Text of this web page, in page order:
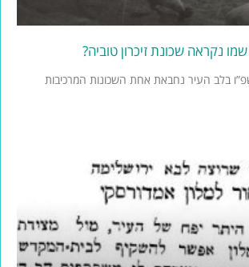
נקראה שכונת זיכרון טוביה?